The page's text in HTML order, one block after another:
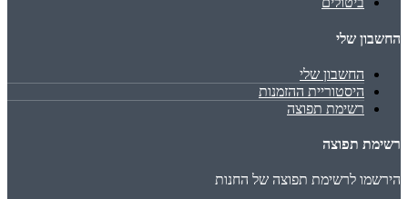
החשבון שלי
החשבון שלי
היסטוריית ההזמנות
רשימת תפוצה
רשימת תפוצה
הירשמו לרשימת תפוצה של החנות